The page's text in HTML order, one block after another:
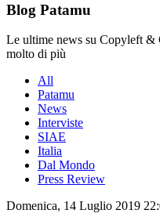
Blog Patamu
Le ultime news su Copyleft &
molto di più
All
Patamu
News
Interviste
SIAE
Italia
Dal Mondo
Press Review
Domenica, 14 Luglio 2019